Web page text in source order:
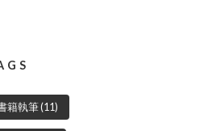
籍執筆(11)